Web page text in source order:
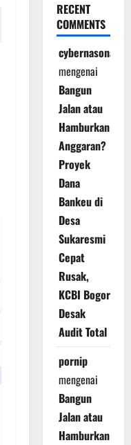
RECENT
COMMENTS
cybernasonal
mengenai
Bangun
Jalan atau
Hamburkan
Anggaran?
Proyek
Dana
Bankeu di
Desa
Sukaresmi
Cepat
Rusak,
KCBI Bogor
Desak
Audit Total
pornip
mengenai
Bangun
Jalan atau
Hamburkan